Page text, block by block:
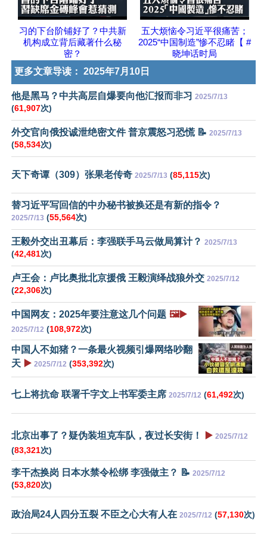
习的下台阶铺好了？中共新
机构成立背后藏著什么秘
密？
五大烦恼令习近平很痛苦；
2025“中国制造”惨不忍睹【 #
晓坤话时局
更多文章导读： 2025年7月10日
他是黑马？中共高层自爆要向他汇报而非习 2025/7/13
(61,907次)
外交官向俄投诚泄绝密文件 普京震怒习恐慌 📝 2025/7/13
(58,534次)
天下奇谭（309）张果老传奇 2025/7/13 (85,115次)
替习近平写回信的中办秘书被换还是有新的指令？
2025/7/13 (55,564次)
王毅外交出丑幕后：李强联手马云做局算计？ 2025/7/13
(42,481次)
卢王会：卢比奥批北京援俄 王毅演绎战狼外交 2025/7/12
(22,306次)
中国网友：2025年要注意这几个问题 🖼️▶️
2025/7/12 (108,972次)
中国人不如猪？一条最火视频引爆网络吵翻
天 ▶️ 2025/7/12 (353,392次)
七上将抗命 联署千字文上书军委主席 2025/7/12 (61,492次)
北京出事了？疑伪装坦克车队，夜过长安街！ ▶️ 2025/7/12
(83,321次)
李干杰换岗 日本水禁令松绑 李强做主？ 📝 2025/7/12
(53,820次)
政治局24人四分五裂 不臣之心大有人在 2025/7/12 (57,130次)